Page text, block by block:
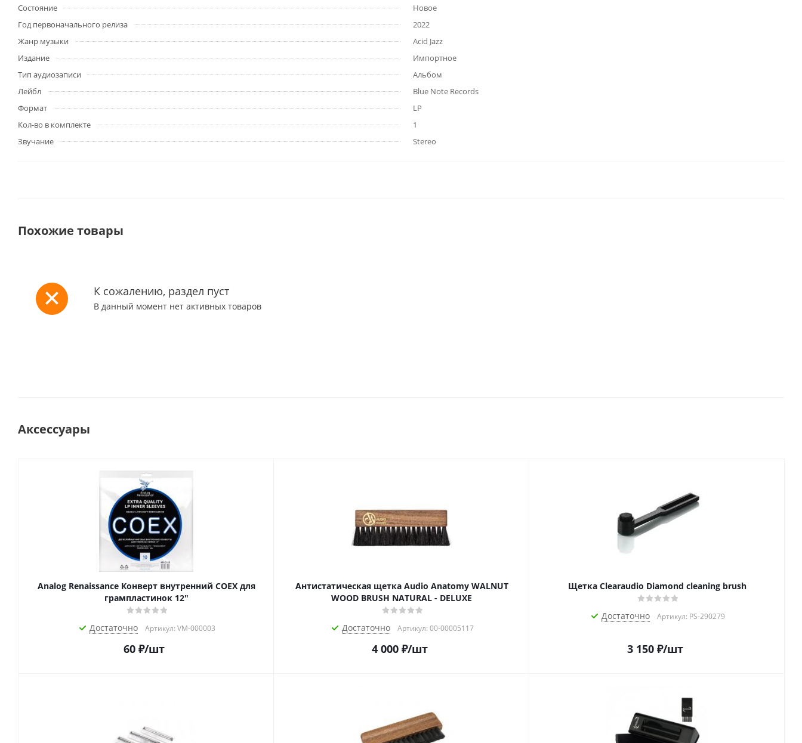
Состояние
Новое
Год первоначального релиза
2022
Жанр музыки
Acid Jazz
Издание
Импортное
Тип аудиозаписи
Альбом
Лейбл
Blue Note Records
Формат
LP
Кол-во в комплекте
1
Звучание
Stereo
Похожие товары
К сожалению, раздел пуст
В данный момент нет активных товаров
Аксессуары
Analog Renaissance Конверт внутренний COEX для
грампластинок 12"
Достаточно Артикул: VM-000003
60 ₽/шт
Антистатическая щетка Audio Anatomy WALNUT
WOOD BRUSH NATURAL - DELUXE
Достаточно Артикул: 00-00005117
4 000₽/шт
Щетка Clearaudio Diamond cleaning brush
Достаточно Артикул: PS-290279
3 150₽/шт